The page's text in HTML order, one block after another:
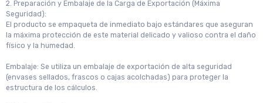
2. Preparación y Embalaje de la Carga de Exportación (Máxima
Seguridad):
El producto se empaqueta de inmediato bajo estándares que aseguran
la máxima protección de este material delicado y valioso contra el daño
físico y la humedad.
Embalaje: Se utiliza un embalaje de exportación de alta seguridad
(envases sellados, frascos o cajas acolchadas) para proteger la
estructura de los cálculos.